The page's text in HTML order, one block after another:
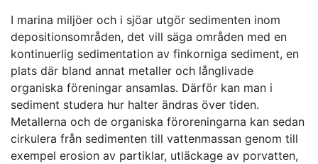
I marina miljöer och i sjöar utgör sedimenten inom
depositionsområden, det vill säga områden med en
kontinuerlig sedimentation av finkorniga sediment, en
plats där bland annat metaller och långlivade
organiska föreningar ansamlas. Därför kan man i
sediment studera hur halter ändras över tiden.
Metallerna och de organiska föroreningarna kan sedan
cirkulera från sedimenten till vattenmassan genom till
exempel erosion av partiklar, utläckage av porvatten,